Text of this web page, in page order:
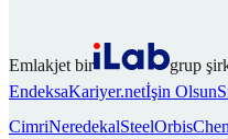
Emlakjet bir
grup
EndeksaKariyer.netİşin Olsun
CimriNeredekalSteelOrbis